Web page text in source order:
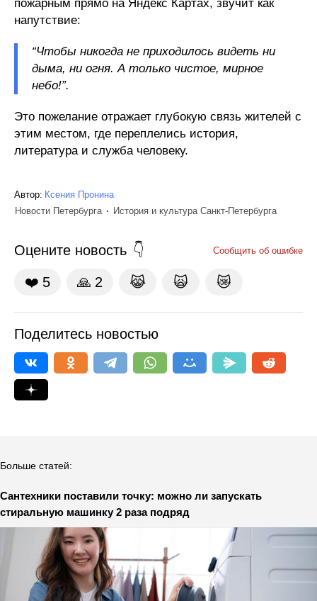
пожарным прямо на Яндекс Картах, звучит как
напутствие:
“Чтобы никогда не приходилось видеть ни
дыма, ни огня. А только чистое, мирное
небо!”.
Это пожелание отражает глубокую связь жителей с
этим местом, где переплелись история,
литература и служба человеку.
Автор: Ксения Пронина
Новости Петербурга
История и культура Санкт-Петербурга
Оцените новость Сообщить об ошибке
❤️ 5 🙏 2 😹 🙀 😿
Поделитесь новостью
Больше статей:
Сантехники поставили точку: можно ли запускать
стиральную машинку 2 раза подряд